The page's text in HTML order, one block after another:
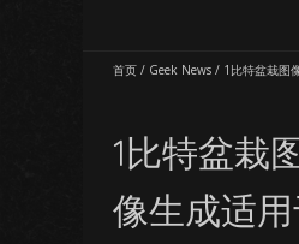
首页 / Geek News / 1比特盆栽图
1比特盆栽
像生成适